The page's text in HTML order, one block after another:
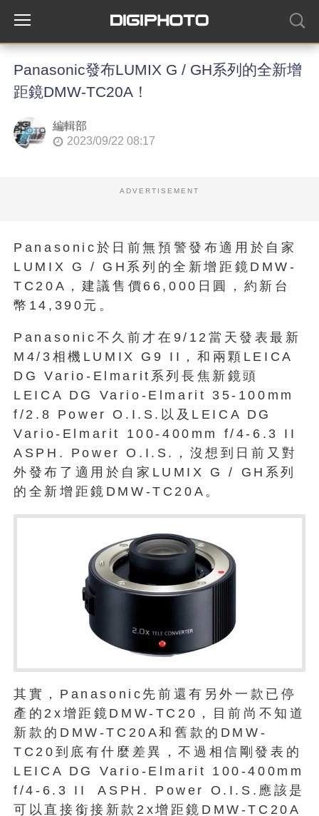
Panasonic發布LUMIX G / GH系列的全新增
距鏡DMW-TC20A！
編輯部
2023/09/22 08:17
ADVERTISEMENT
Panasonic於日前無預警發布適用於自家
LUMIX G / GH系列的全新增距鏡DMW-
TC20A，建議售價66,000日圓，約新台
幣14,390元。
Panasonic不久前才在9/12當天發表最新
M4/3相機LUMIX G9 II，和兩顆LEICA
DG Vario-Elmarit系列長焦新鏡頭
LEICA DG Vario-Elmarit 35-100mm
f/2.8 Power O.I.S.以及LEICA DG
Vario-Elmarit 100-400mm f/4-6.3 II
ASPH. Power O.I.S.，沒想到日前又對
外發布了適用於自家LUMIX G / GH系列
的全新增距鏡DMW-TC20A。
其實，Panasonic先前還有另外一款已停
產的2x增距鏡DMW-TC20，目前尚不知道
新款的DMW-TC20A和舊款的DMW-
TC20到底有什麼差異，不過相信剛發表的
LEICA DG Vario-Elmarit 100-400mm
f/4-6.3 II ASPH. Power O.I.S.應該是
可以直接銜接新款2x增距鏡DMW-TC20A